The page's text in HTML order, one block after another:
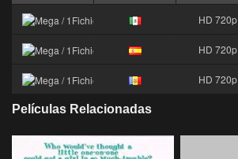
HD 720p
HD 720p
HD 720p
Películas Relacionadas